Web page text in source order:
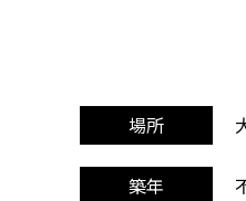
場所
築年